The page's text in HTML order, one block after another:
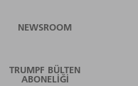
NEWSROOM
TRUMPF BÜLTEN
ABONELIĞI